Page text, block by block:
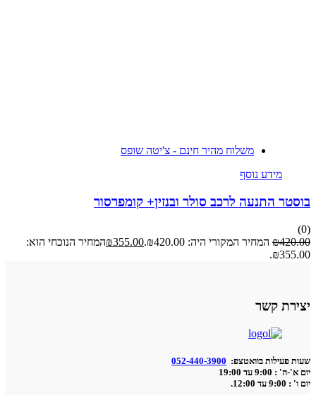
משלוח מהיר חינם - צ'יטה שופס
מידע נוסף
התנעה לרכב סולר ובנזין+ קומפרסור
₪ המחיר המקורי היה: ₪420.00. ₪355.00 המחיר הנוכחי הוא:
קשר
בוואטצפ:052-440-3900
עד 19:00